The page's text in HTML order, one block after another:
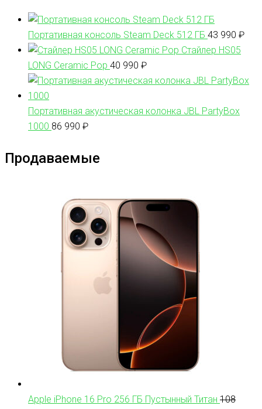
Портативная консоль Steam Deck 512 ГБ 43 990 ₽
Стайлер HS05
LONG Ceramic Pop 40 990 ₽
Портативная акустическая колонка JBL PartyBox
1000 86 990 ₽
Продаваемые
Apple iPhone 16 Pro 256 ГБ Пустынный Титан 108